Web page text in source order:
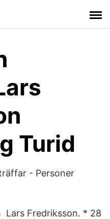
Turid
- Personer
Lars Fredriksson. * 28